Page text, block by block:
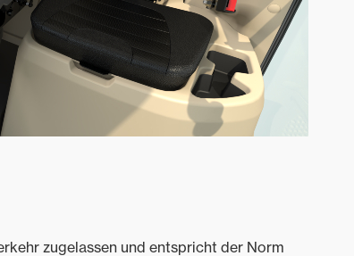
zugelassen und entspricht der Norm